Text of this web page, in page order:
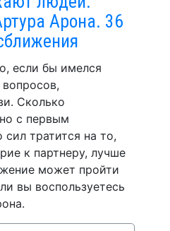
Арона. 36
если бы имелся
Сколько
с первым
тратится на то,
к партнеру, лучше
может пройти
вы воспользуетесь